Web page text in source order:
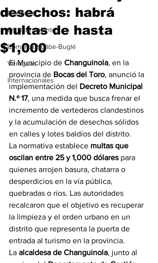
Deportes
Entretenimiento
Comarca Ngäbe-Buglé
Veraguas
Internacionales
desechos: habrá
multas de hasta
$1,000
El Municipio de Changuinola, en la
provincia de Bocas del Toro, anunció la
implementación del Decreto Municipal
N.º 17, una medida que busca frenar el
incremento de vertederos clandestinos
y la acumulación de desechos sólidos
en calles y lotes baldíos del distrito.
La normativa establece multas que
oscilan entre 25 y 1,000 dólares para
quienes arrojen basura, chatarra o
desperdicios en la vía pública,
quebradas o ríos. Las autoridades
recalcaron que el objetivo es recuperar
la limpieza y el orden urbano en un
distrito que representa la puerta de
entrada al turismo en la provincia.
La alcaldesa de Changuinola, junto al